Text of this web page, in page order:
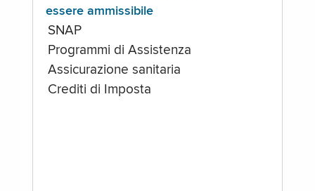
essere ammissibile
SNAP
Programmi di Assistenza
Assicurazione sanitaria
Crediti di Imposta